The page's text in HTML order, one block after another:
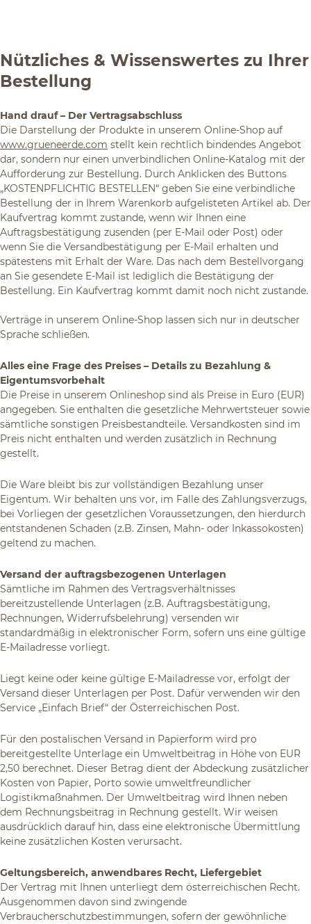
Nützliches & Wissenswertes zu Ihrer
Bestellung
Hand drauf – Der Vertragsabschluss
Die Darstellung der Produkte in unserem Online-Shop auf
www.grueneerde.com stellt kein rechtlich bindendes Angebot
dar, sondern nur einen unverbindlichen Online-Katalog mit der
Aufforderung zur Bestellung. Durch Anklicken des Buttons
„KOSTENPFLICHTIG BESTELLEN“ geben Sie eine verbindliche
Bestellung der in Ihrem Warenkorb aufgelisteten Artikel ab. Der
Kaufvertrag kommt zustande, wenn wir Ihnen eine
Auftragsbestätigung zusenden (per E-Mail oder Post) oder
wenn Sie die Versandbestätigung per E-Mail erhalten und
spätestens mit Erhalt der Ware. Das nach dem Bestellvorgang
an Sie gesendete E-Mail ist lediglich die Bestätigung der
Bestellung. Ein Kaufvertrag kommt damit noch nicht zustande.
Verträge in unserem Online-Shop lassen sich nur in deutscher
Sprache schließen.
Alles eine Frage des Preises – Details zu Bezahlung &
Eigentumsvorbehalt
Die Preise in unserem Onlineshop sind als Preise in Euro (EUR)
angegeben. Sie enthalten die gesetzliche Mehrwertsteuer sowie
sämtliche sonstigen Preisbestandteile. Versandkosten sind im
Preis nicht enthalten und werden zusätzlich in Rechnung
gestellt.
Die Ware bleibt bis zur vollständigen Bezahlung unser
Eigentum. Wir behalten uns vor, im Falle des Zahlungsverzugs,
bei Vorliegen der gesetzlichen Voraussetzungen, den hierdurch
entstandenen Schaden (z.B. Zinsen, Mahn- oder Inkassokosten)
geltend zu machen.
Versand der auftragsbezogenen Unterlagen
Sämtliche im Rahmen des Vertragsverhältnisses
bereitzustellende Unterlagen (z.B. Auftragsbestätigung,
Rechnungen, Widerrufsbelehrung) versenden wir
standardmäßig in elektronischer Form, sofern uns eine gültige
E-Mailadresse vorliegt.
Liegt keine oder keine gültige E-Mailadresse vor, erfolgt der
Versand dieser Unterlagen per Post. Dafür verwenden wir den
Service „Einfach Brief“ der Österreichischen Post.
Für den postalischen Versand in Papierform wird pro
bereitgestellte Unterlage ein Umweltbeitrag in Höhe von EUR
2,50 berechnet. Dieser Betrag dient der Abdeckung zusätzlicher
Kosten von Papier, Porto sowie umweltfreundlicher
Logistikmaßnahmen. Der Umweltbeitrag wird Ihnen neben
dem Rechnungsbeitrag in Rechnung gestellt. Wir weisen
ausdrücklich darauf hin, dass eine elektronische Übermittlung
keine zusätzlichen Kosten verursacht.
Geltungsbereich, anwendbares Recht, Liefergebiet
Der Vertrag mit Ihnen unterliegt dem österreichischen Recht.
Ausgenommen davon sind zwingende
Verbraucherschutzbestimmungen, sofern der gewöhnliche